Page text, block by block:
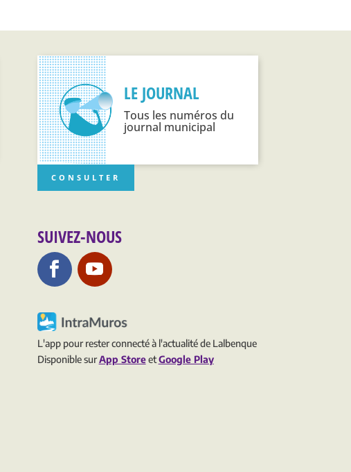
LE JOURNAL
Tous les numéros du
journal municipal
CONSULTER
SUIVEZ-NOUS
L'app pour rester connecté à l'actualité de Lalbenque
Disponible surApp StoreetGoogle Play